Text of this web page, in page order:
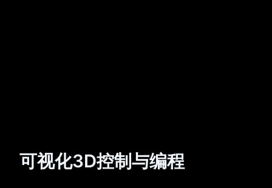
可视化3D控制与编程